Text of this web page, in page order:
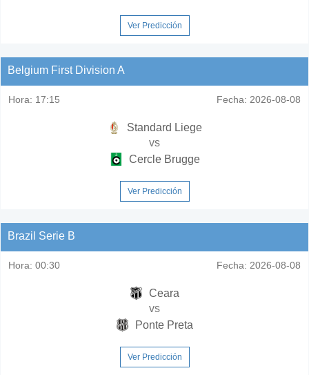
Ver Predicción
Belgium First Division A
Hora: 17:15 Fecha: 2026-08-08
Standard Liege
vs
Cercle Brugge
Ver Predicción
Brazil Serie B
Hora: 00:30 Fecha: 2026-08-08
Ceara
vs
Ponte Preta
Ver Predicción